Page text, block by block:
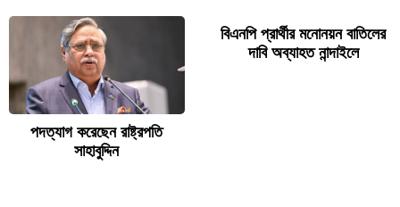
পদত্যাগ করেছেন রাষ্ট্রপতি
সাহাবুদ্দিন
বিএনপি প্রার্থীর মনোনয়ন বাতিলের
দাবি অব্যাহত নান্দাইলে